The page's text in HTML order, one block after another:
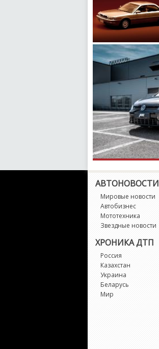
АВТОНОВОСТИ
Мировые новости
Автобизнес
Мототехника
Звездные новости
ХРОНИКА ДТП
Россия
Казахстан
Украина
Беларусь
Мир